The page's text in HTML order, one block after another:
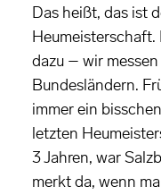
Das heißt, das ist
Heumeisterschaft.
dazu – wir
Bundesländern.
immer ein
letzten
3 Jahren, war
merkt da, wenn